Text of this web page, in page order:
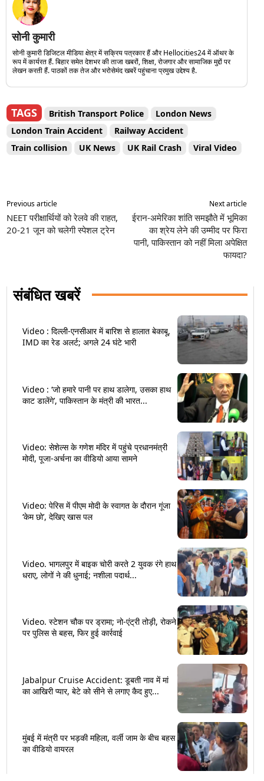
सोनी कुमारी
सोनी कुमारी डिजिटल मीडिया क्षेत्र में सक्रिय पत्रकार हैं और Hellocities24 में ऑथर के
रूप में कार्यरत हैं. बिहार समेत देशभर की ताजा खबरों, शिक्षा, रोजगार और सामाजिक मुद्दों पर
लेखन करती हैं. पाठकों तक तेज और भरोसेमंद खबरें पहुंचाना प्रमुख उद्देश्य है.
TAGS British Transport Police
London News
London Train Accident
Railway Accident
Train collision
UK News UK Rail Crash Viral Video
Previous article
NEET परीक्षार्थियों को रेलवे की राहत,
20-21 जून को चलेगी स्पेशल ट्रेन
Next article
ईरान-अमेरिका शांति समझौते में भूमिका
का श्रेय लेने की उम्मीद पर फिरा
पानी, पाकिस्तान को नहीं मिला अपेक्षित
फायदा?
संबंधित खबरें
Video : दिल्ली-एनसीआर में बारिश से हालात बेकाबू,
IMD का रेड अलर्ट; अगले 24 घंटे भारी
Video : ‘जो हमारे पानी पर हाथ डालेगा, उसका हाथ
काट डालेंगे’, पाकिस्तान के मंत्री की भारत...
Video: सेशेल्स के गणेश मंदिर में पहुंचे प्रधानमंत्री
मोदी, पूजा-अर्चना का वीडियो आया सामने
Video: पेरिस में पीएम मोदी के स्वागत के दौरान गूंजा
‘केम छो’, देखिए खास पल
Video. भागलपुर में बाइक चोरी करते 2 युवक रंगे हाथ
धराए, लोगों ने की धुनाई; नशीला पदार्थ...
Video. स्टेशन चौक पर ड्रामा; नो-एंट्री तोड़ी, रोकने
पर पुलिस से बहस, फिर हुई कार्रवाई
Jabalpur Cruise Accident: डूबती नाव में मां
का आखिरी प्यार, बेटे को सीने से लगाए कैद हुए...
मुंबई में मंत्री पर भड़की महिला, वर्ली जाम के बीच बहस
का वीडियो वायरल